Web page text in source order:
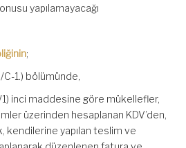
yapılamayacağı
;
C-1.) bölümünde,
1) inci maddesine göre mükellefler,
üzerinden hesaplanan KDV’den,
kendilerine yapılan teslim ve